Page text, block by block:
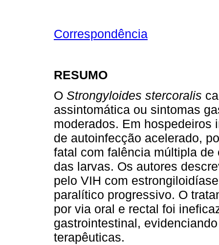
Correspondência
RESUMO
O Strongyloides stercoralis
assintomática ou sintomas
moderados. Em hospedeiros
de autoinfecção acelerado,
fatal com falência múltipla
das larvas. Os autores
pelo VIH com
paralítico progressivo. O
por via oral e rectal foi
gastrointestinal,
terapêuticas.